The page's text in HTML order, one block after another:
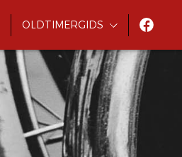
OLDTIMERGIDS